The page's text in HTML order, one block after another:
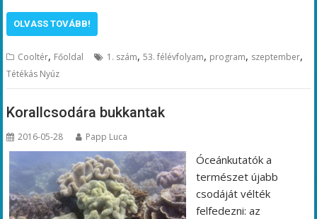
OLVASS TOVÁBB!
Cooltér, Főoldal 1. szám,53. félévfolyam, program, szeptember,
Tétékás Nyúz
Korallcsodára bukkantak
2016-05-28 Papp Luca
Óceánkutatók a
természet újabb
csodáját vélték
felfedezni: az